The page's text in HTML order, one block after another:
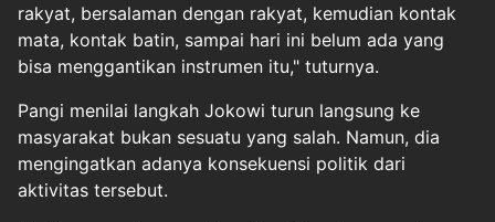
rakyat, bersalaman dengan rakyat, kemudian kontak
mata, kontak batin, sampai hari ini belum ada yang
bisa menggantikan instrumen itu," tuturnya.
Pangi menilai langkah Jokowi turun langsung ke
masyarakat bukan sesuatu yang salah. Namun, dia
mengingatkan adanya konsekuensi politik dari
aktivitas tersebut.